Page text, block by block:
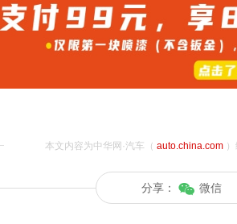
本文内容为中华网·汽车（ auto.china.com）
分享： 微信